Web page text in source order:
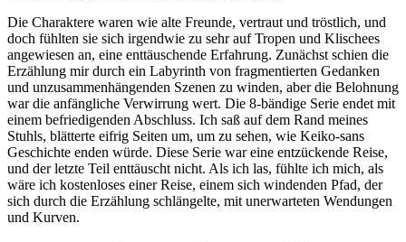
Die Charaktere waren wie alte Freunde, vertraut und tröstlich, und
doch fühlten sie sich irgendwie zu sehr auf Tropen und Klischees
angewiesen an, eine enttäuschende Erfahrung. Zunächst schien die
Erzählung mir durch ein Labyrinth von fragmentierten Gedanken
und unzusammenhängenden Szenen zu winden, aber die Belohnung
war die anfängliche Verwirrung wert. Die 8-bändige Serie endet mit
einem befriedigenden Abschluss. Ich saß auf dem Rand meines
Stuhls, blätterte eifrig Seiten um, um zu sehen, wie Keiko-sans
Geschichte enden würde. Diese Serie war eine entzückende Reise,
und der letzte Teil enttäuscht nicht. Als ich las, fühlte ich mich, als
wäre ich kostenloses einer Reise, einem sich windenden Pfad, der
sich durch die Erzählung schlängelte, mit unerwarteten Wendungen
und Kurven.